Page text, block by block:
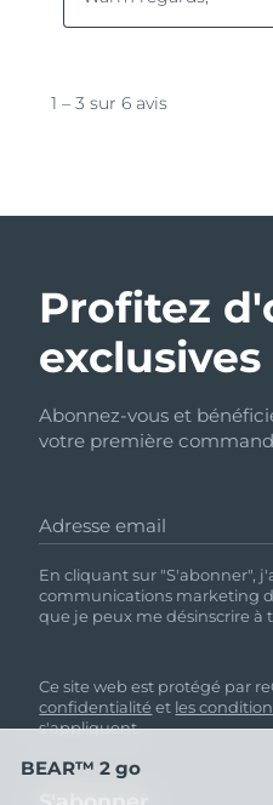
Profitez
exclusives
Abonnez-vous et
votre première
Adresse email
En cliquant sur "S'abonner",
communications marketing
que je peux me désinscrire à
Ce site web est protégé par
confidentialité et les
s'appliquent.
BEAR™ 2 go